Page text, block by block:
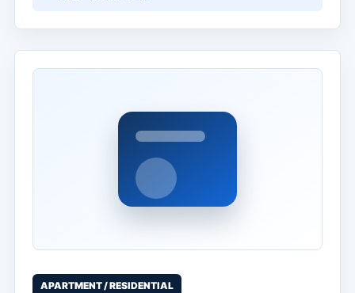
APARTMENT / RESIDENTIAL